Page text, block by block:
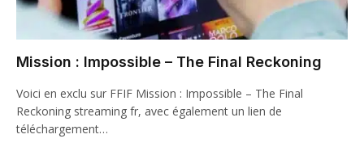
Mission : Impossible – The Final Reckoning
Voici en exclu sur FFIF Mission : Impossible – The Final
Reckoning streaming fr, avec également un lien de
téléchargement…